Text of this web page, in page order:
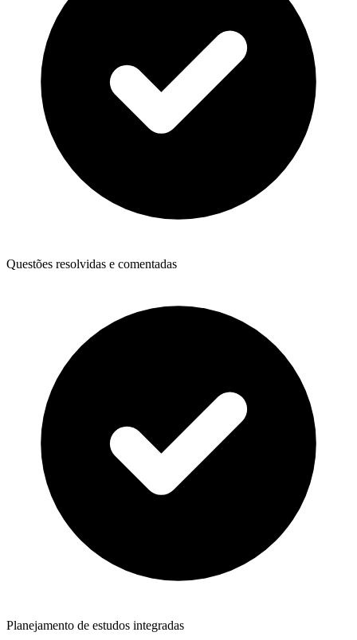
Questões resolvidas e comentadas
Planejamento de estudos integradas